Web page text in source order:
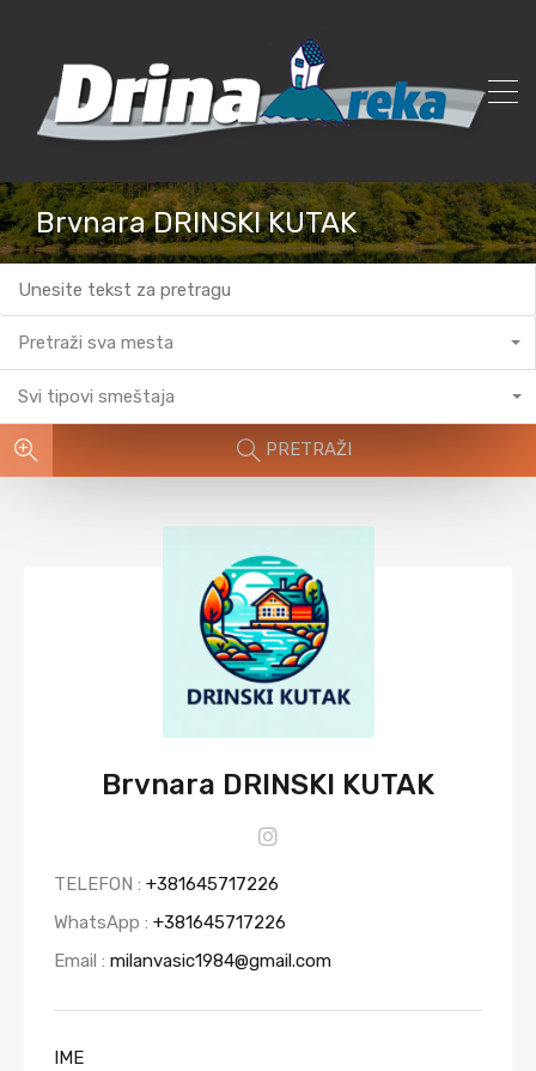
Brvnara DRINSKI KUTAK
Pretraži sva mesta
Svi tipovi smeštaja
PRETRAŽI
Brvnara DRINSKI KUTAK
TELEFON : +381645717226
WhatsApp : +381645717226
Email : milanvasic1984@gmail.com
IME